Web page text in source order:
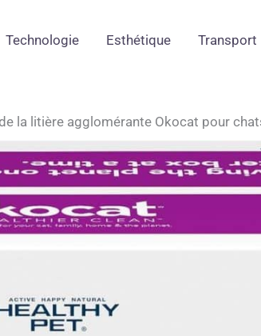
Technologie Esthétique Transport
la litière agglomérante Okocat pour